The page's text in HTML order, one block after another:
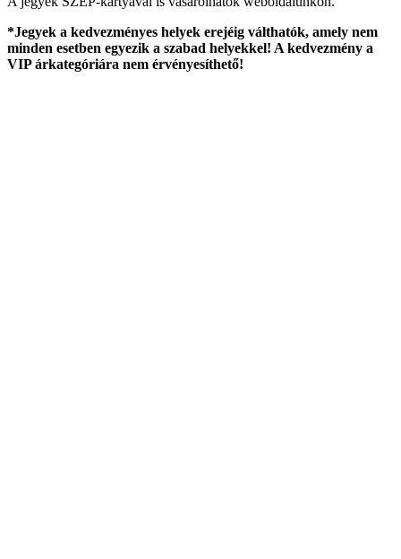
*Jegyek a kedvezményes helyek erejéig válthatók, amely nem
minden esetben egyezik a szabad helyekkel! A kedvezmény a
VIP árkategóriára nem érvényesíthető!